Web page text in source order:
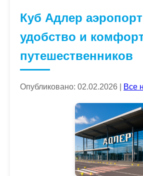
Куб Адлер
удобство и
путешественников
Опубликовано: 02.02.2026 | Все